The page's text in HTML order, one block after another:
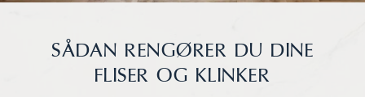
SÅDAN RENGØRER DU DINE
FLISER OG KLINKER